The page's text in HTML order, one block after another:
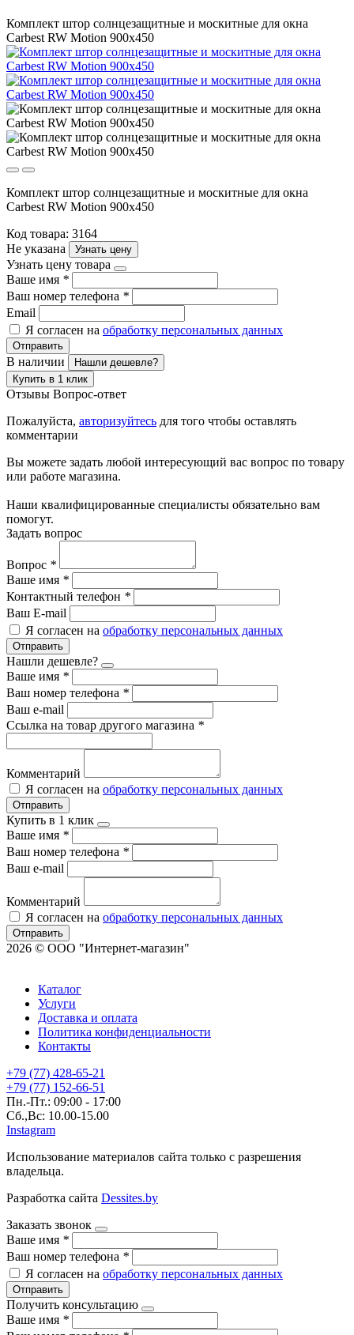
Комплект штор солнцезащитные и москитные для окна
Carbest RW Motion 900х450
Комплект штор солнцезащитные и москитные для окна
Carbest RW Motion 900х450
Код товара: 3164
Не указана
Узнать цену
Узнать цену товара
Ваше имя *
Ваш номер телефона *
Email
Я согласен на обработку персональных данных
Отправить
В наличии
Нашли дешевле?
Купить в 1 клик
Отзывы Вопрос-ответ
Пожалуйста, авторизуйтесь для того чтобы оставлять
комментарии
Вы можете задать любой интересующий вас вопрос по товару
или работе магазина.
Наши квалифицированные специалисты обязательно вам
помогут.
Задать вопрос
Вопрос *
Ваше имя *
Контактный телефон *
Ваш E-mail
Я согласен на обработку персональных данных
Отправить
Нашли дешевле?
Ваше имя *
Ваш номер телефона *
Ваш e-mail
Ссылка на товар другого магазина *
Комментарий
Я согласен на обработку персональных данных
Отправить
Купить в 1 клик
Ваше имя *
Ваш номер телефона *
Ваш e-mail
Комментарий
Я согласен на обработку персональных данных
Отправить
2026 © ООО "Интернет-магазин"
Каталог
Услуги
Доставка и оплата
Политика конфиденциальности
Контакты
+79 (77) 428-65-21
+79 (77) 152-66-51
Пн.-Пт.: 09:00 - 17:00
Сб.,Вс: 10.00-15.00
Instagram
Использование материалов сайта только с разрешения
владельца.
Разработка сайта Dessites.by
Заказать звонок
Ваше имя *
Ваш номер телефона *
Я согласен на обработку персональных данных
Отправить
Получить консультацию
Ваше имя *